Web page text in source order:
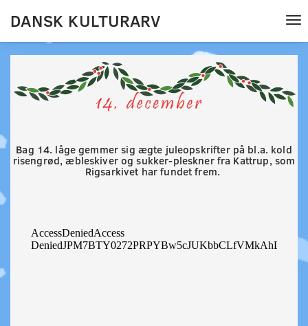
DANSK KULTURARV
Bag 14. låge gemmer sig ægte juleopskrifter på bl.a. kold
risengrød, æbleskiver og sukker-pleskner fra Kattrup, som
Rigsarkivet har fundet frem.